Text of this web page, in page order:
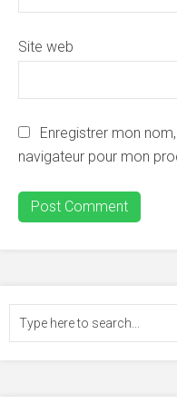
Site web
Enregistrer mon
navigateur pour mon